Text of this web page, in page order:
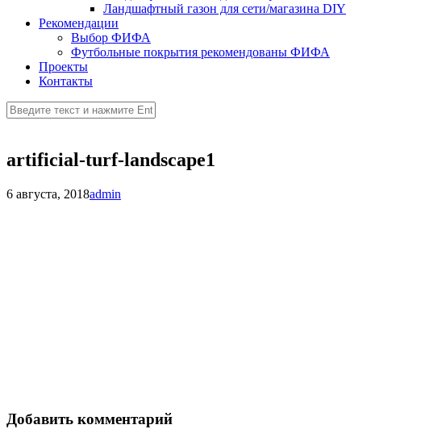
Ландшафтный газон для сети/магазина DIY
Рекомендации
Выбор ФИФА
Футбольные покрытия рекомендованы ФИФА
Проекты
Контакты
artificial-turf-landscape1
6 августа, 2018admin
Добавить комментарий